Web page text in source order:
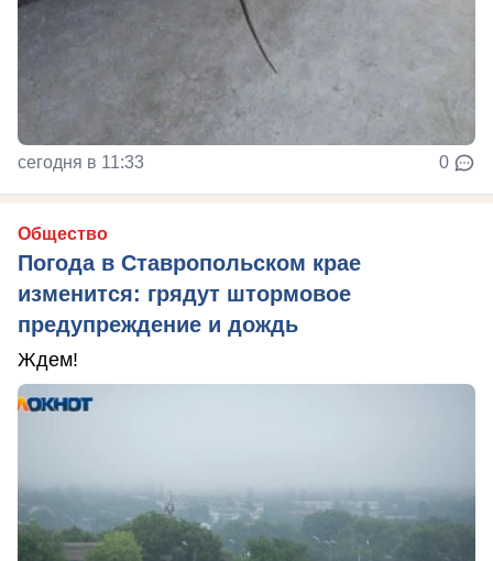
сегодня в 11:33 0
Общество
Погода в Ставропольском крае
изменится: грядут штормовое
предупреждение и дождь
Ждем!